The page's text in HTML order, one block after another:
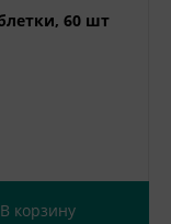
60 шт
В корзину